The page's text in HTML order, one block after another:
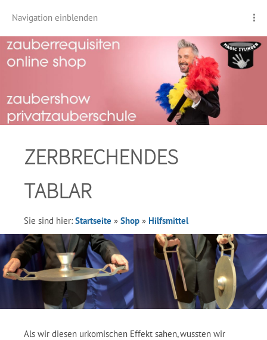
Navigation einblenden
ZERBRECHENDES
TABLAR
Sie sind hier: Startseite » Shop » Hilfsmittel
Als wir diesen urkomischen Effekt sahen, wussten wir